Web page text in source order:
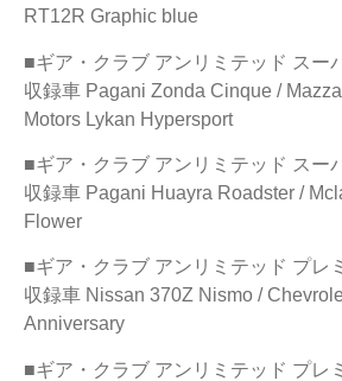
RT12R Graphic blue
■ギア・クラブ アンリミテッド スー
収録車 Pagani Zonda Cinque /
Motors Lykan Hypersport
■ギア・クラブ アンリミテッド スー
収録車 Pagani Huayra Roadster /
Flower
■ギア・クラブ アンリミテッド プレ
収録車 Nissan 370Z Nismo /
Anniversary
■ギア・クラブ アンリミテッド プレ